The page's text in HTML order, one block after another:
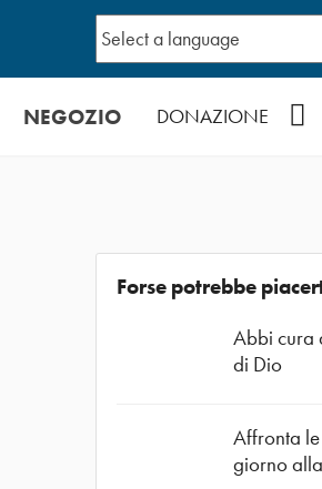
NEGOZIO DONAZIONE
Forse potrebbe
Abbi cura
di Dio
Affronta
giorno